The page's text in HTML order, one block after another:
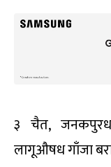
३ चैत,
लागूऔषध गाँजा